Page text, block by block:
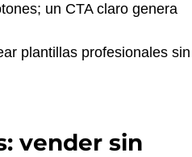
un CTA claro genera
plantillas profesionales sin
vender sin